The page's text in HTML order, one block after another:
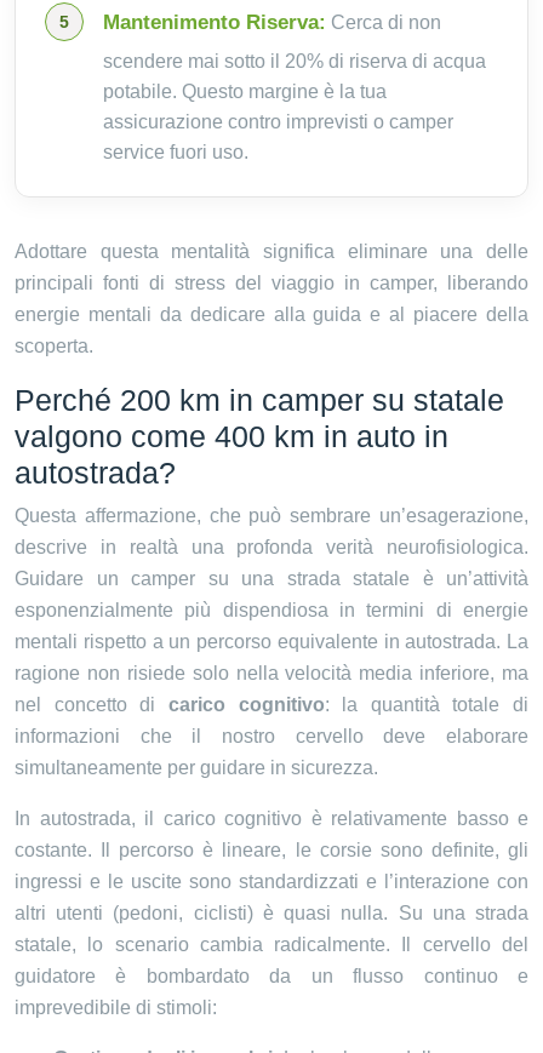
Mantenimento Riserva: Cerca di non
scendere mai sotto il 20% di riserva di acqua
potabile. Questo margine è la tua
assicurazione contro imprevisti o camper
service fuori uso.
Adottare questa mentalità significa eliminare una delle
principali fonti di stress del viaggio in camper, liberando
energie mentali da dedicare alla guida e al piacere della
scoperta.
Perché 200 km in camper su statale
valgono come 400 km in auto in
autostrada?
Questa affermazione, che può sembrare un’esagerazione,
descrive in realtà una profonda verità neurofisiologica.
Guidare un camper su una strada statale è un’attività
esponenzialmente più dispendiosa in termini di energie
mentali rispetto a un percorso equivalente in autostrada. La
ragione non risiede solo nella velocità media inferiore, ma
nel concetto di carico cognitivo: la quantità totale di
informazioni che il nostro cervello deve elaborare
simultaneamente per guidare in sicurezza.
In autostrada, il carico cognitivo è relativamente basso e
costante. Il percorso è lineare, le corsie sono definite, gli
ingressi e le uscite sono standardizzati e l’interazione con
altri utenti (pedoni, ciclisti) è quasi nulla. Su una strada
statale, lo scenario cambia radicalmente. Il cervello del
guidatore è bombardato da un flusso continuo e
imprevedibile di stimoli: